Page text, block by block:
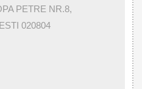
PETRE NR.8,
020804